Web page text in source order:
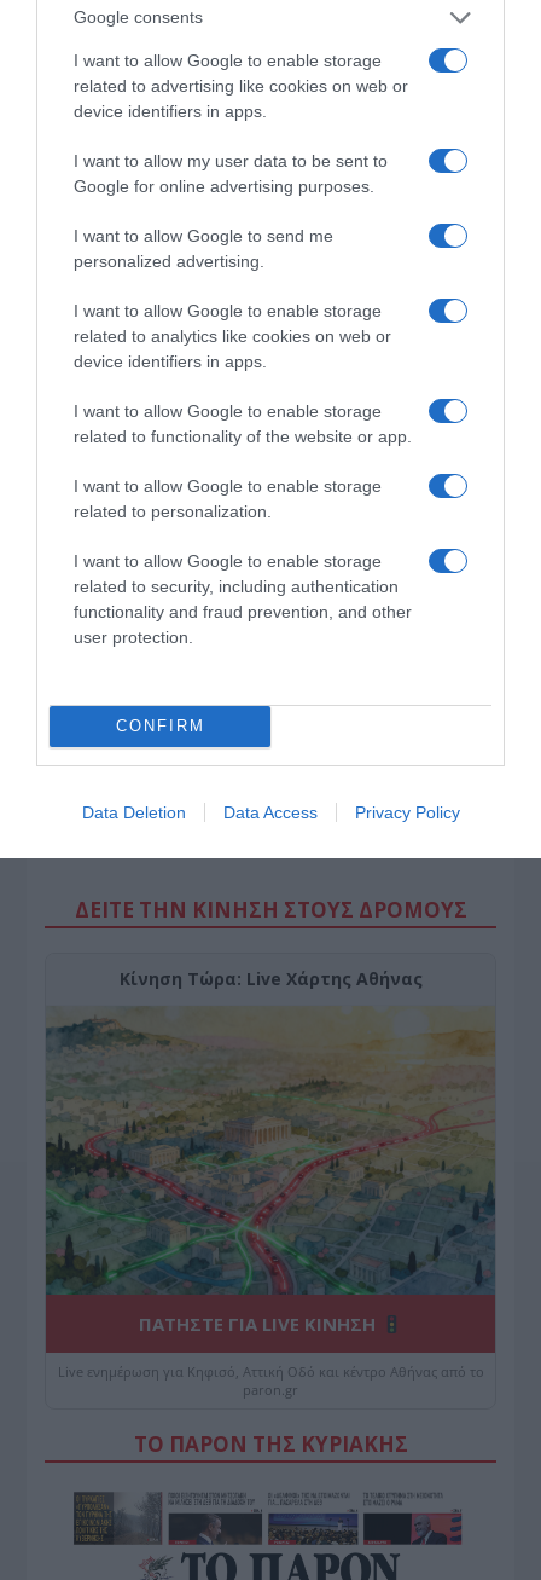
Google consents
I want to allow Google to enable storage
related to advertising like cookies on web or
device identifiers in apps.
I want to allow my user data to be sent to
Google for online advertising purposes.
I want to allow Google to send me
personalized advertising.
I want to allow Google to enable storage
related to analytics like cookies on web or
device identifiers in apps.
I want to allow Google to enable storage
related to functionality of the website or app.
I want to allow Google to enable storage
related to personalization.
I want to allow Google to enable storage
related to security, including authentication
functionality and fraud prevention, and other
user protection.
CONFIRM
Data Deletion Data Access Privacy Policy
ΓΙΑ ΤΟ ΚΑΛΟΚΑΊΡΙ ΣΟΥ →
ΡΟΗ ΕΙΔΗΣΕΩΝ
Μ. Βακόνδιος: H σημασία του οικονομικού
αλφαβητισμού των νέων
Πώς θα αποκτήσεις λαμπερό και ενυδατωμένο δέρμα
το καλοκαίρι
Ασημένιο μετάλλιο η Ρούσσου στα 800 μ. στο
Παγκόσμιο Κ20
Ν. Γρηγοράκου: Ένας «πολιτισμένος» κυβερνητικός
διάλογος
«απομυθοποίησή» της
χρόνο, για να μην «μπαίνουν μέσα»
ΔΕΙΤΕ ΤΗΝ ΚΙΝΗΣΗ ΣΤΟΥΣ ΔΡΌΜΟΥΣ
Κίνηση Τώρα: Live Χάρτης Αθήνας
ΠΑΤΗΣΤΕ ΓΙΑ LIVE ΚΙΝΗΣΗ
Live ενημέρωση για Κηφισό, Αττική Οδό και κέντρο Αθήνας από το
paron.gr
ΤΟ ΠΑΡΟΝ ΤΗΣ ΚΥΡΙΑΚΗΣ